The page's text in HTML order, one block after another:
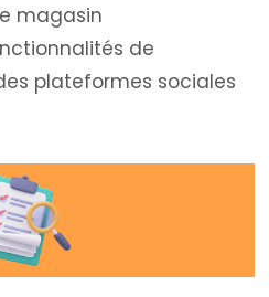
magasin
de
plateformes sociales